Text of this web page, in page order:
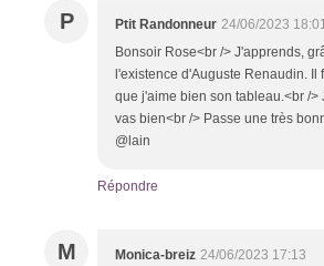
P Ptit Randonneur 24/06/2023
Bonsoir Rose<br /> J'apprends,
l'existence d'Auguste Renaudin. Il
que j'aime bien son tableau.<br />
vas bien<br /> Passe une très
@lain
Répondre
M Monica-breiz 24/06/2023 17:13